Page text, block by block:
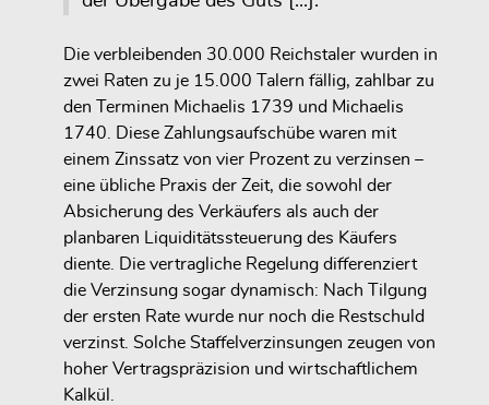
Die verbleibenden 30.000 Reichstaler wurden in
zwei Raten zu je 15.000 Talern fällig, zahlbar zu
den Terminen Michaelis 1739 und Michaelis
1740. Diese Zahlungsaufschübe waren mit
einem Zinssatz von vier Prozent zu verzinsen –
eine übliche Praxis der Zeit, die sowohl der
Absicherung des Verkäufers als auch der
planbaren Liquiditätssteuerung des Käufers
diente. Die vertragliche Regelung differenziert
die Verzinsung sogar dynamisch: Nach Tilgung
der ersten Rate wurde nur noch die Restschuld
verzinst. Solche Staffelverzinsungen zeugen von
hoher Vertragspräzision und wirtschaftlichem
Kalkül.